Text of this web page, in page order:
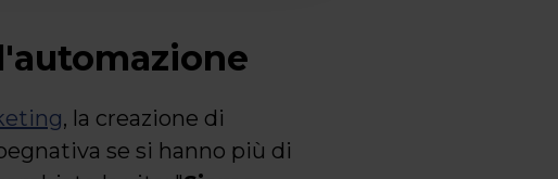
, la creazione di
se si hanno più di